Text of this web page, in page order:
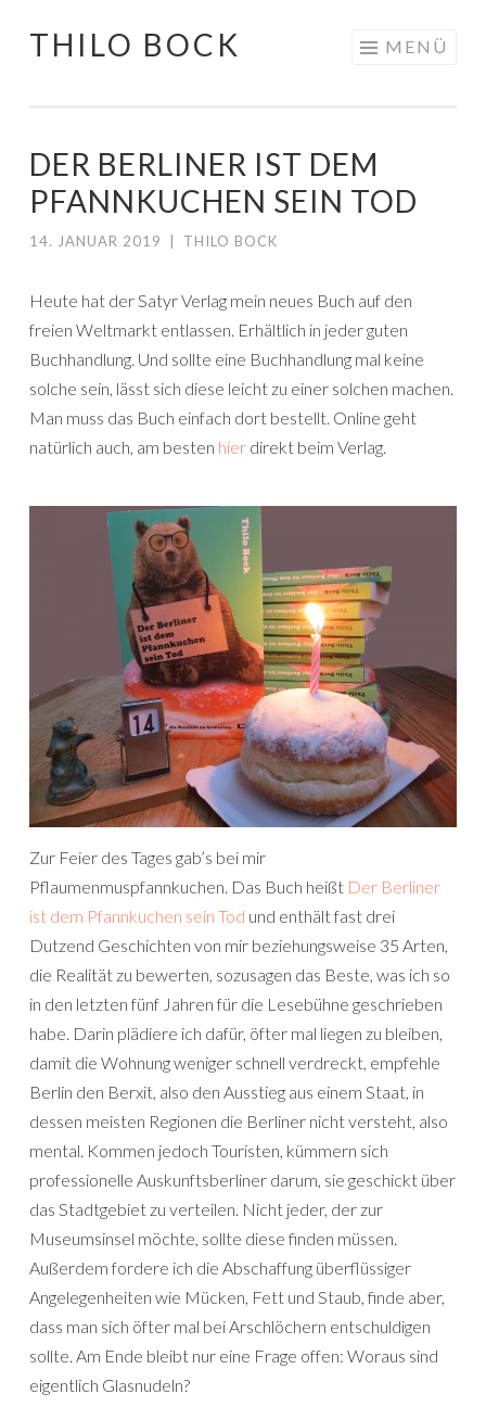
Springe
THILO BOCK MENÜ
DER BERLINER IST DEM
PFANNKUCHEN SEIN TOD
14. JANUAR 2019 THILO BOCK
Heute hat der Satyr Verlag mein neues Buch auf den
freien Weltmarkt entlassen. Erhältlich in jeder guten
Buchhandlung. Und sollte eine Buchhandlung mal keine
solche sein, lässt sich diese leicht zu einer solchen machen.
Man muss das Buch einfach dort bestellt. Online geht
natürlich auch, am besten hier direkt beim Verlag.
Zur Feier des Tages gab’s bei mir
Pflaumenmuspfannkuchen. Das Buch heißt Der Berliner
ist dem Pfannkuchen sein Tod und enthält fast drei
Dutzend Geschichten von mir beziehungsweise 35 Arten,
die Realität zu bewerten, sozusagen das Beste, was ich so
in den letzten fünf Jahren für die Lesebühne geschrieben
habe. Darin plädiere ich dafür, öfter mal liegen zu bleiben,
damit die Wohnung weniger schnell verdreckt, empfehle
Berlin den Berxit, also den Ausstieg aus einem Staat, in
dessen meisten Regionen die Berliner nicht versteht, also
mental. Kommen jedoch Touristen, kümmern sich
professionelle Auskunftsberliner darum, sie geschickt über
das Stadtgebiet zu verteilen. Nicht jeder, der zur
Museumsinsel möchte, sollte diese finden müssen.
Außerdem fordere ich die Abschaffung überflüssiger
Angelegenheiten wie Mücken, Fett und Staub, finde aber,
dass man sich öfter mal bei Arschlöchern entschuldigen
sollte. Am Ende bleibt nur eine Frage offen: Woraus sind
eigentlich Glasnudeln?